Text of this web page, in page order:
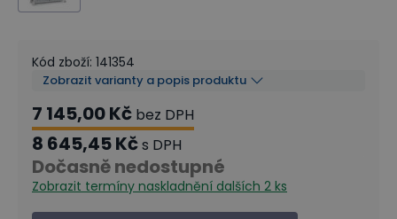
Kód zboží: 141354
Zobrazit varianty a popis produktu
7 145,00 Kč bez DPH
8 645,45 Kčs DPH
Dočasně nedostupné
Zobrazit termíny naskladnění dalších 2 ks